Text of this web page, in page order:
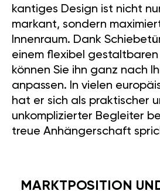
kantiges Design ist nicht
markant, sondern
Innenraum. Dank
einem flexibel gestaltbaren
können Sie ihn ganz nach
anpassen. In vielen
hat er sich als praktischer
unkomplizierter Begleiter
treue Anhängerschaft
MARKTPOSITION